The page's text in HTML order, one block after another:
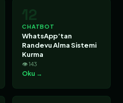
12
CHATBOT
WhatsApp’tan
Randevu Alma Sistemi
Kurma
👁 143
Oku →